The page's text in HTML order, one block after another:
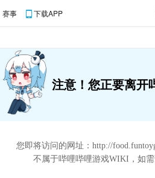
赛事 下载APP
注意！您正要离
您即将访问的网址： http://
不属于哔哩哔哩游戏WIKI，如